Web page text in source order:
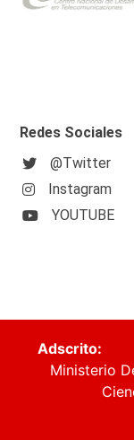
Redes Sociales
@Twitter
Instagram
YOUTUBE
Adscrito:
Ministerio